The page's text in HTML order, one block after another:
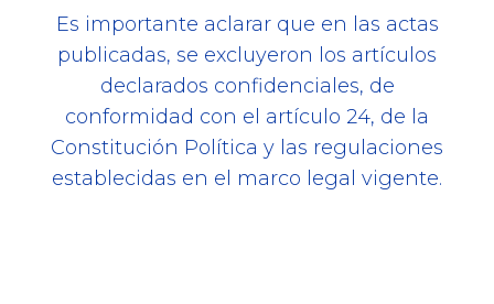
Agrícola de Cartago
Es importante aclarar que en las actas
publicadas, se excluyeron los artículos
declarados confidenciales, de
conformidad con el artículo 24, de la
Constitución Política y las regulaciones
establecidas en el marco legal vigente.